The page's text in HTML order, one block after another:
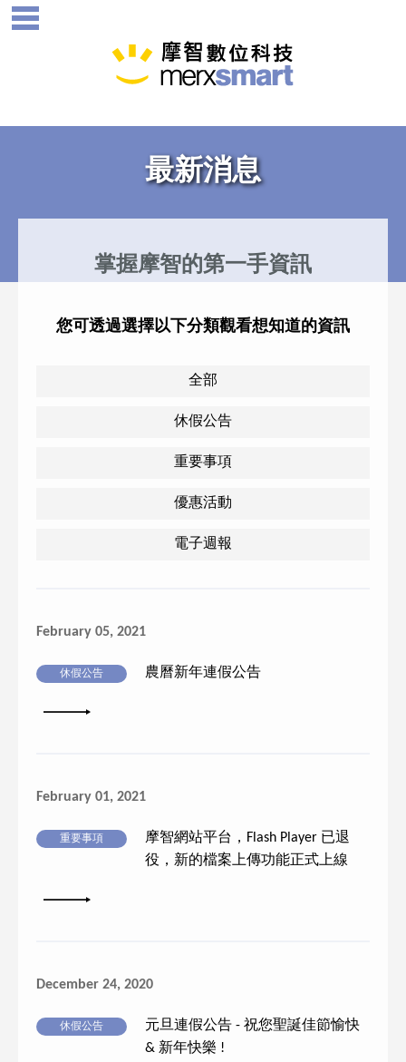
最新消息
掌握摩智的第一手資訊
您可透過選擇以下分類觀看想知道的資訊
全部
休假公告
重要事項
優惠活動
電子週報
February 05, 2021
休假公告 農曆新年連假公告
詳細內容
February 01, 2021
重要事項
摩智網站平台，Flash Player 已退
役，新的檔案上傳功能正式上線
詳細內容
December 24, 2020
休假公告
元旦連假公告 - 祝您聖誕佳節愉快
& 新年快樂 !